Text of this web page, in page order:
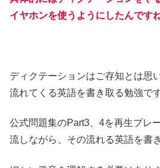
イヤホンを使うようにしたんですね
ディクテーションはご存知とは思
流れてくる英語を書き取る勉強です
公式問題集のPart3、4を再生プレ
流しながら、その流れる英語を書